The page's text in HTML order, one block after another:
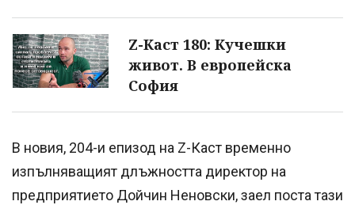
Z-Каст 180: Кучешки
живот. В европейска
София
В новия, 204-и епизод на Z-Каст временно
изпълняващият длъжността директор на
предприятието Дойчин Неновски, заел поста тази